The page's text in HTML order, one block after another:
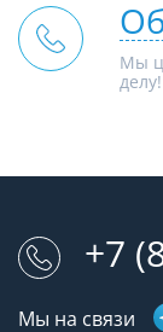
Мы
делу!
+7
Мы на связи